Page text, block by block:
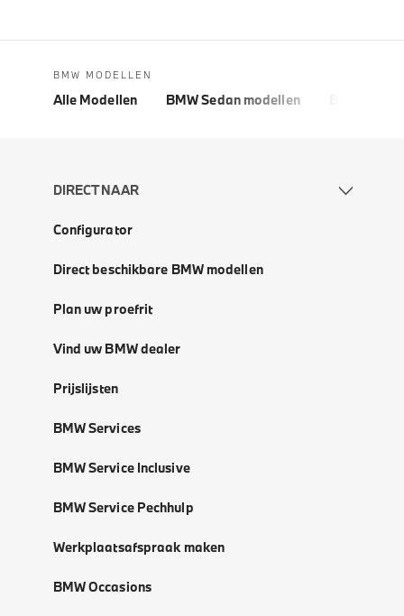
BMW MODELLEN
Alle Modellen BMW Sedan modellen
DIRECT NAAR
Configurator
Direct beschikbare BMW modellen
Plan uw proefrit
Vind uw BMW dealer
Prijslijsten
BMW Services
BMW Service Inclusive
BMW Service Pechhulp
Werkplaatsafspraak maken
BMW Occasions